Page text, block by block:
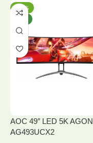
-20%
AOC 49″ LED 5K AGON
AG493UCX2